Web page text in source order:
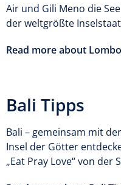
Air und Gili Meno die
der weltgrößte
Read more about
Bali Tipps
Bali – gemeinsam mit
Insel der Götter
„Eat Pray Love“ von der